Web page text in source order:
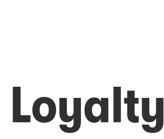
Loyalty